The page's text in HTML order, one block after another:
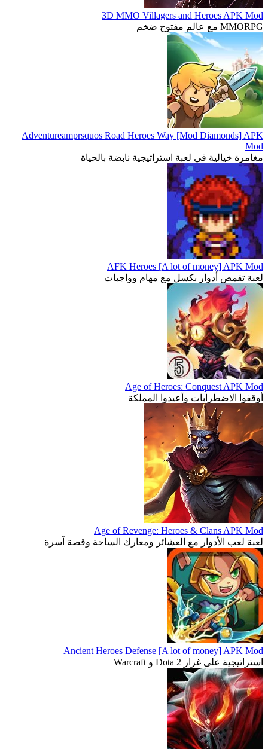
3D MMO Villagers and Heroes APK Mod
MMORPG مع عالم مفتوح ضخم
Adventureamprsquos Road Heroes Way [Mod Diamonds] APK
Mod
مغامرة خيالية في لعبة استراتيجية نابضة بالحياة
AFK Heroes [A lot of money] APK Mod
لعبة تقمص أدوار بكسل مع مهام وواجبات
Age of Heroes: Conquest APK Mod
أوقفوا الاضطرابات وأعيدوا المملكة
Age of Revenge: Heroes & Clans APK Mod
لعبة لعب الأدوار مع العشائر ومعارك الساحة وقصة آسرة
Ancient Heroes Defense [A lot of money] APK Mod
استراتيجية على غرار Dota 2 و Warcraft